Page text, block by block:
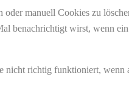
manuell Cookies zu
benachrichtigt wirst, wenn
nicht richtig funktioniert,